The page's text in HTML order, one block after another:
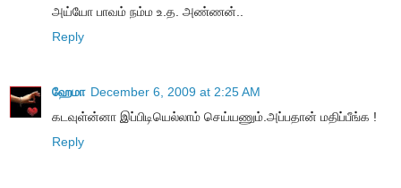
அய்யோ பாவம் நம்ம உ.த. அண்ணன்..
Reply
ஹேமா December 6, 2009 at 2:25 AM
கடவுள்ன்னா இப்பிடியெல்லாம் செய்யணும்.அப்பதான் மதிப்பீங்க !
Reply